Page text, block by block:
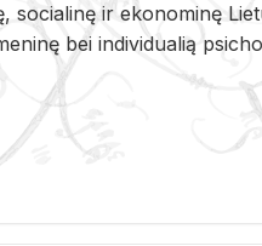
so­cia­li­nę ir eko­no­mi­nę
bei in­di­vi­dua­lią